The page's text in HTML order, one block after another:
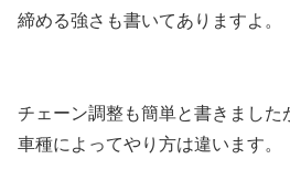
締める強さも書いてありますよ。
チェーン調整も簡単と書きました
車種によってやり方は違います。